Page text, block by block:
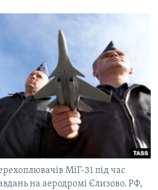
МіГ-31 під час
на аеродромі Єлизово. РФ,